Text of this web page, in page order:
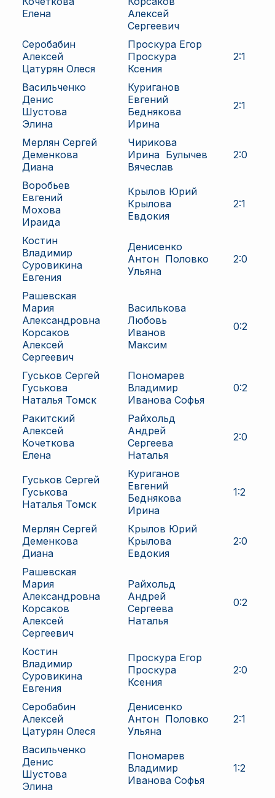
Елена
Алексей
Сергеевич
Серобабин
Алексей
Цатурян Олеся
Проскура Егор
Проскура
Ксения
2:1
Васильченко
Денис
Шустова
Элина
Куриганов
Евгений
Беднякова
Ирина
2:1
Мерлян Сергей
Деменкова
Диана
Чирикова
Ирина Булычев
Вячеслав
2:0
Воробьев
Евгений
Мохова
Ираида
Крылов Юрий
Крылова
Евдокия
2:1
Костин
Владимир
Суровикина
Евгения
Денисенко
Антон Половко
Ульяна
2:0
Рашевская
Мария
Александровна
Корсаков
Алексей
Сергеевич
Василькова
Любовь
Иванов
Максим
0:2
Гуськов Сергей
Гуськова
Наталья Томск
Пономарев
Владимир
Иванова Софья
0:2
Ракитский
Алексей
Кочеткова
Елена
Райхольд
Андрей
Сергеева
Наталья
2:0
Гуськов Сергей
Гуськова
Наталья Томск
Куриганов
Евгений
Беднякова
Ирина
1:2
Мерлян Сергей
Деменкова
Диана
Крылов Юрий
Крылова
Евдокия
2:0
Рашевская
Мария
Александровна
Корсаков
Алексей
Сергеевич
Райхольд
Андрей
Сергеева
Наталья
0:2
Костин
Владимир
Суровикина
Евгения
Проскура Егор
Проскура
Ксения
2:0
Серобабин
Алексей
Цатурян Олеся
Денисенко
Антон Половко
Ульяна
2:1
Васильченко
Денис
Шустова
Элина
Пономарев
Владимир
Иванова Софья
1:2